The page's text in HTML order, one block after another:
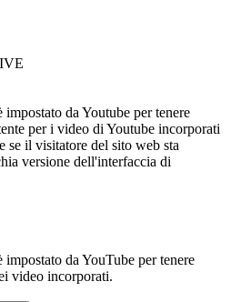
impostato da Youtube per tenere
per i video di Youtube incorporati
se il visitatore del sito web sta
versione dell'interfaccia di
impostato da YouTube per tenere
video incorporati.